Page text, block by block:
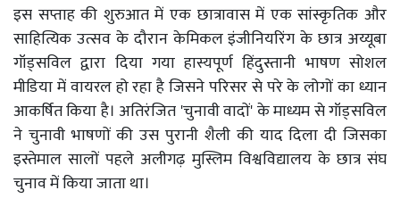
इस सप्ताह की शुरुआत में एक छात्रावास में एक सांस्कृतिक और
साहित्यिक उत्सव के दौरान केमिकल इंजीनियरिंग के छात्र अय्यूबा
गॉड्सविल द्वारा दिया गया हास्यपूर्ण हिंदुस्तानी भाषण सोशल
मीडिया में वायरल हो रहा है जिसने परिसर से परे के लोगों का ध्यान
आकर्षित किया है। अतिरंजित 'चुनावी वादों' के माध्यम से गॉड्सविल
ने चुनावी भाषणों की उस पुरानी शैली की याद दिला दी जिसका
इस्तेमाल सालों पहले अलीगढ़ मुस्लिम विश्वविद्यालय के छात्र संघ
चुनाव में किया जाता था।